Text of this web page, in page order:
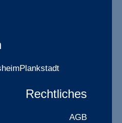
Plankstadt
Rechtliches
AGB